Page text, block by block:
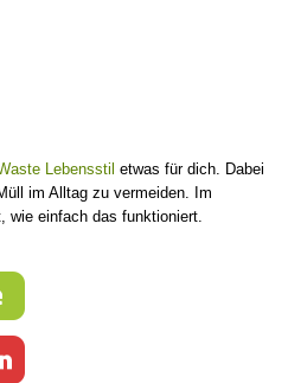
Lebensstil etwas für dich. Dabei
im Alltag zu vermeiden. Im
wie einfach das funktioniert.